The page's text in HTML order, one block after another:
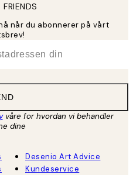
FRIENDS
når du abonnerer på vårt
våre for hvordan vi behandler
dine
Desenio Art Advice
Kundeservice